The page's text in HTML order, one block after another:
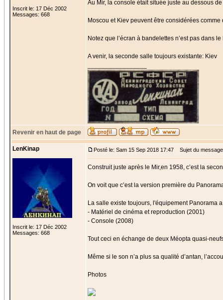
Inscrit le: 17 Déc 2002
Messages: 668
Au Mir, la console était située juste au dessous
Moscou et Kiev peuvent être considérées
Notez que l’écran à bandelettes n’est pas dans
A venir, la seconde salle toujours existante: Kiev
Revenir en haut de page
LenKinap
Inscrit le: 17 Déc 2002
Messages: 668
Posté le: Sam 15 Sep 2018 17:47 Sujet du
Construit juste après le Mir,en 1958, c’est la
On voit que c’est la version première du
La salle existe toujours, l'équipement Panorama
- Matériel de cinéma et reproduction (2001)
- Console (2008)
Tout ceci en échange de deux Méopta quasi-
Même si le son n’a plus sa qualité d’antan,
Photos